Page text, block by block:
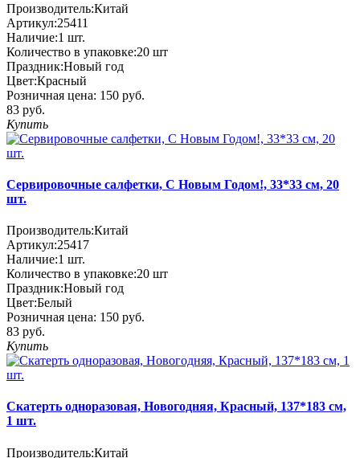
Производитель:Китай
Артикул:25411
Наличие:1 шт.
Количество в упаковке:20 шт
Праздник:Новый год
Цвет:Красный
Розничная цена: 150 руб.
83 руб.
Купить
Сервировочные салфетки, С Новым Годом!, 33*33 см, 20
шт.
Производитель:Китай
Артикул:25417
Наличие:1 шт.
Количество в упаковке:20 шт
Праздник:Новый год
Цвет:Белый
Розничная цена: 150 руб.
83 руб.
Купить
Скатерть одноразовая, Новогодняя, Красный, 137*183 см,
1 шт.
Производитель:Китай